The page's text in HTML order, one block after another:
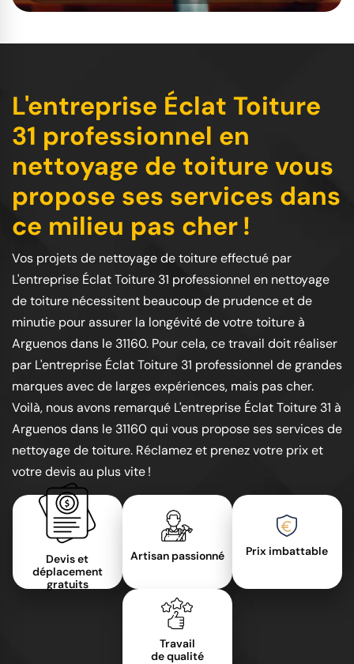
L'entreprise Éclat Toiture
31 professionnel en
nettoyage de toiture vous
propose ses services dans
ce milieu pas cher !
Vos projets de nettoyage de toiture effectué par
L'entreprise Éclat Toiture 31 professionnel en nettoyage
de toiture nécessitent beaucoup de prudence et de
minutie pour assurer la longévité de votre toiture à
Arguenos dans le 31160. Pour cela, ce travail doit réaliser
par L'entreprise Éclat Toiture 31 professionnel de grandes
marques avec de larges expériences, mais pas cher.
Voilà, nous avons remarqué L'entreprise Éclat Toiture 31 à
Arguenos dans le 31160 qui vous propose ses services de
nettoyage de toiture. Réclamez et prenez votre prix et
votre devis au plus vite !
Devis et
déplacement
gratuits
Artisan passionné Prix imbattable
Travail
de qualité